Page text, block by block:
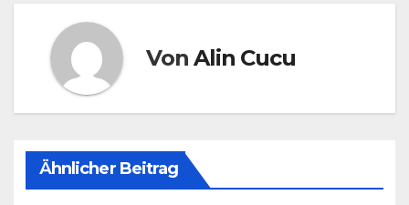
VonAlin Cucu
Ähnlicher Beitrag